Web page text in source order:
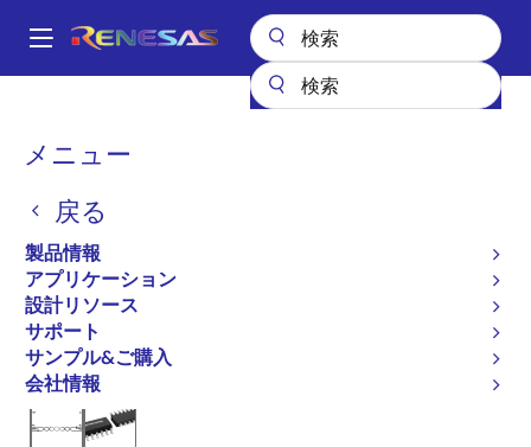
ン
Main
メニュー
戻る
製品情報
アプリケーション
設計リソース
サポート
サンプル&ご購入
会社情報
パ
く
ず
ISL83086E